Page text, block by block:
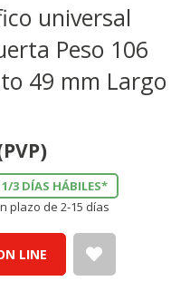
universal
Peso 106
49 mm Largo
3 DÍAS HÁBILES*
plazo de 2-15 días
LINE